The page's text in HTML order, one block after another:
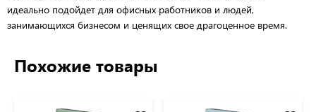
идеально подойдет для офисных работников и людей,
занимающихся бизнесом и ценящих свое драгоценное время.
Похожие товары